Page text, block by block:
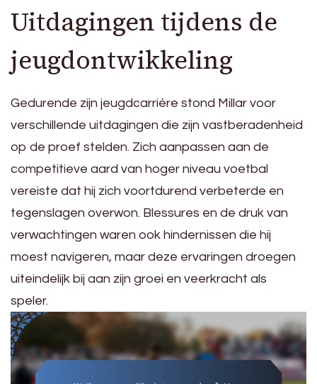
Uitdagingen tijdens de
jeugdontwikkeling
Gedurende zijn jeugdcarrière stond Millar voor
verschillende uitdagingen die zijn vastberadenheid
op de proef stelden. Zich aanpassen aan de
competitieve aard van hoger niveau voetbal
vereiste dat hij zich voortdurend verbeterde en
tegenslagen overwon. Blessures en de druk van
verwachtingen waren ook hindernissen die hij
moest navigeren, maar deze ervaringen droegen
uiteindelijk bij aan zijn groei en veerkracht als
speler.